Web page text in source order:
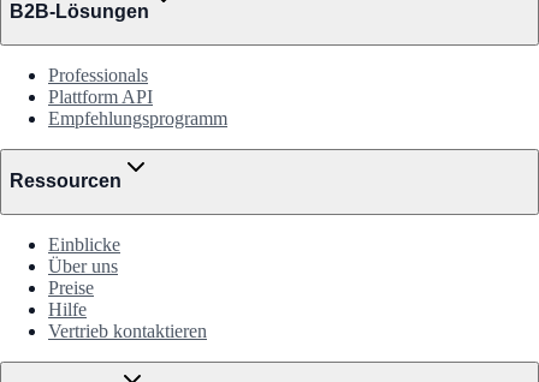
B2B-Lösungen
Professionals
Plattform API
Empfehlungsprogramm
Ressourcen
Einblicke
Über uns
Preise
Hilfe
Vertrieb kontaktieren